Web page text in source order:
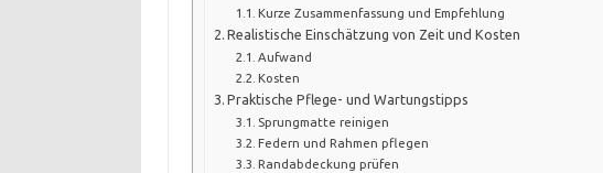
Kurze Zusammenfassung und Empfehlung
Realistische Einschätzung von Zeit und Kosten
Aufwand
Kosten
Praktische Pflege- und Wartungstipps
Sprungmatte reinigen
Federn und Rahmen pflegen
Randabdeckung prüfen